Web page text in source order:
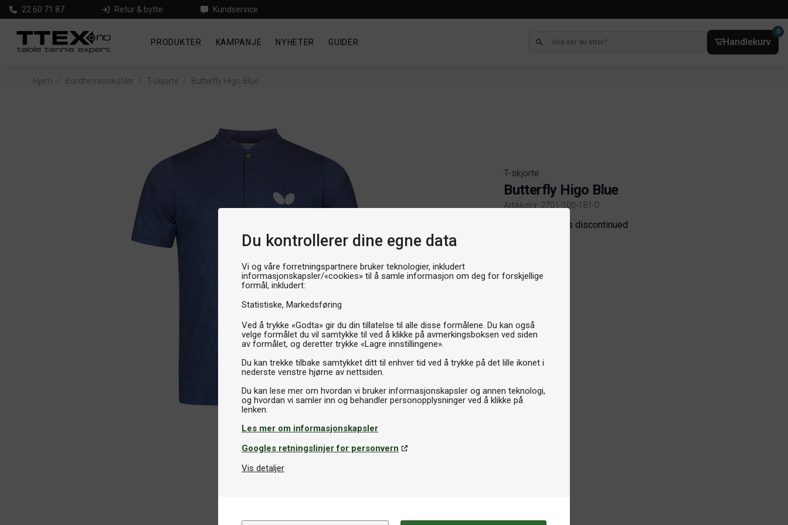
Du kontrollerer dine egne data
Vi og våre forretningspartnere bruker teknologier, inkludert
informasjonskapsler/«cookies» til å samle informasjon om deg for forskjellige
formål, inkludert:
Statistiske Markedsføring
Ved å trykke «Godta» gir du din tillatelse til alle disse formålene. Du kan også
velge formålet du vil samtykke til ved å klikke på avmerkingsboksen ved siden
av formålet, og deretter trykke «Lagre innstillingene».
Du kan trekke tilbake samtykket ditt til enhver tid ved å trykke på det lille ikonet i
nederste venstre hjørne av nettsiden.
Du kan lese mer om hvordan vi bruker informasjonskapsler og annen teknologi,
og hvordan vi samler inn og behandler personopplysninger ved å klikke på
Les mer om informasjonskapsler
Googles retningslinjer for personvern
Vis detaljer
22 60 71 87 Retur & bytte Kundservice
PRODUKTER KAMPANJE NYHETER GUIDER Handlekurv
0
Hjem / Bordtennistekstiler / T-skjorte / Butterfly Higo Blue
T-skjorte
Butterfly Higo Blue
Artikkelnr. 2701-100-181-D
Product information
The product is discontinued